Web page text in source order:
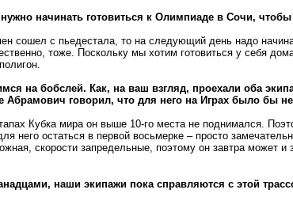
начинать готовиться к Олимпиаде в Сочи,
сошел с пьедестала, то на следующий день надо
тоже. Поскольку мы хотим готовиться у себя
на бобслей. Как, на ваш взгляд, проехали оба
Абрамович говорил, что для него на Играх было бы
Кубка мира он выше 10-го места не поднимался.
него остаться в первой восьмерке – просто
скорости запредельные, поэтому он завтра может и
наши экипажи пока справляются с этой